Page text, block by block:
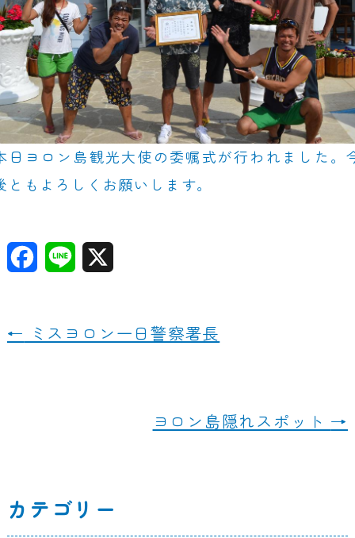
日ヨロン島観光大使の委嘱式が行われました。
ともよろしくお願いします。
F
e
Li X
← ミスヨロン一日警察署長
ヨロン島隠れスポット →
カテゴリー